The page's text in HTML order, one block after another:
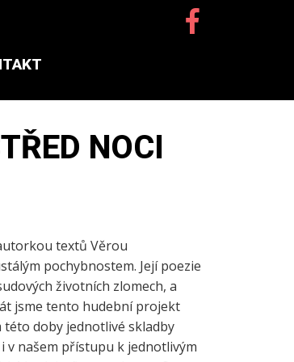
NOCI
textů Věrou
pochybnostem. Její poezie
životních zlomech, a
jsme tento hudební projekt
této doby jednotlivé skladby
v našem přístupu k jednotlivým